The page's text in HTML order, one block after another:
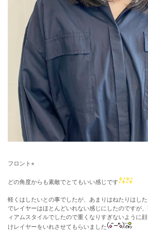
フロント⭐︎
どの角度からも素敵でとてもいい感じです
軽くはしたいとの事でしたが、あまりはねたりはし
でレイヤーはほとんどいれない感じにしたのですが
ィアムスタイルでしたので重くなりすぎないように
けレイヤーをいれさせてもらいました